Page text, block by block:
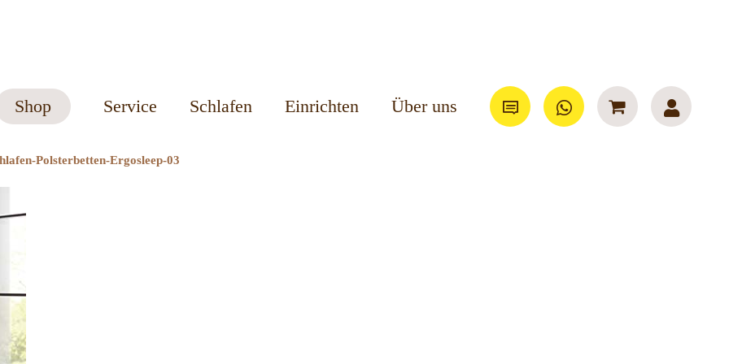
Shop Service Schlafen Einrichten Über uns
Polsterbetten-Ergosleep-03